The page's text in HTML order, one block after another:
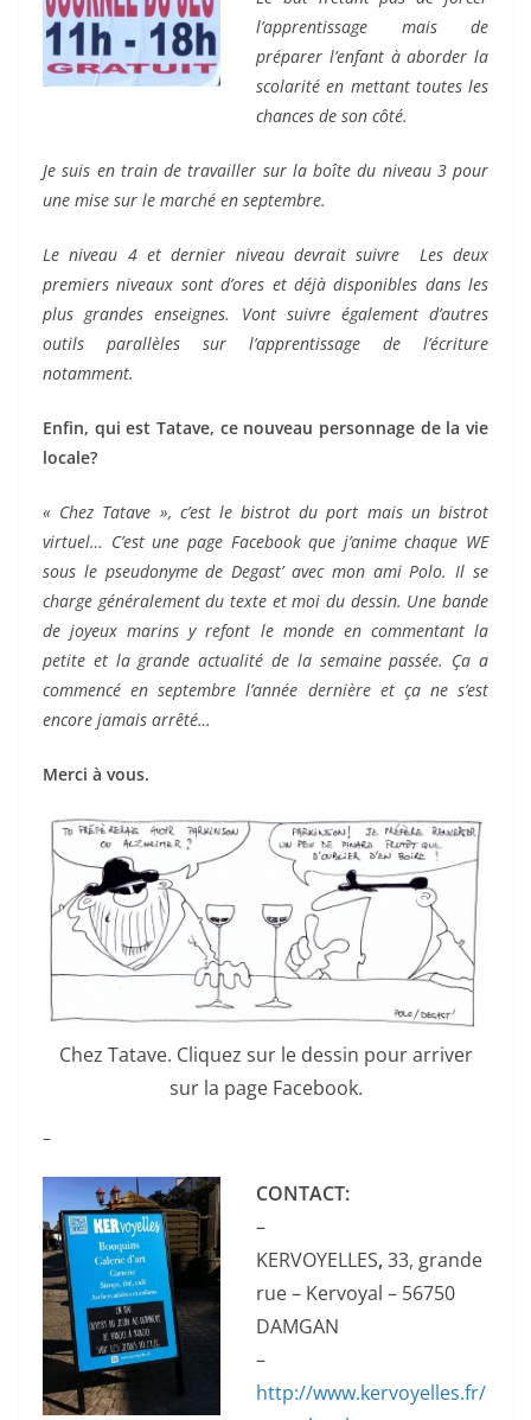
l’apprentissage mais de
préparer l’enfant à aborder la
scolarité en mettant toutes les
chances de son côté.
Je suis en train de travailler sur la boîte du niveau 3 pour
une mise sur le marché en septembre.
Le niveau 4 et dernier niveau devrait suivre Les deux
premiers niveaux sont d’ores et déjà disponibles dans les
plus grandes enseignes. Vont suivre également d’autres
outils parallèles sur l’apprentissage de l’écriture
notamment.
Enfin, qui est Tatave, ce nouveau personnage de la vie
locale?
« Chez Tatave », c’est le bistrot du port mais un bistrot
virtuel… C’est une page Facebook que j’anime chaque WE
sous le pseudonyme de Degast’ avec mon ami Polo. Il se
charge généralement du texte et moi du dessin. Une bande
de joyeux marins y refont le monde en commentant la
petite et la grande actualité de la semaine passée. Ça a
commencé en septembre l’année dernière et ça ne s’est
encore jamais arrêté…
Merci à vous.
Chez Tatave. Cliquez sur le dessin pour arriver
sur la page Facebook.
–
CONTACT:
–
KERVOYELLES,33, grande
rue – Kervoyal – 56750
DAMGAN
–
http://www.kervoyelles.fr/